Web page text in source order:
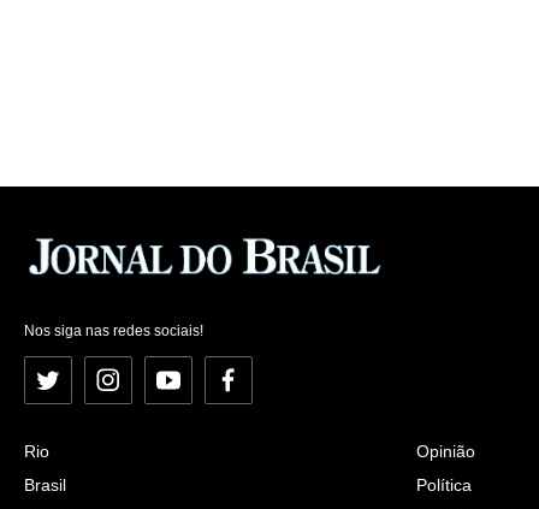
Nos siga nas redes sociais!
Twitter InstagramYouTubeFacebook
Rio
Brasil
Opinião
Política